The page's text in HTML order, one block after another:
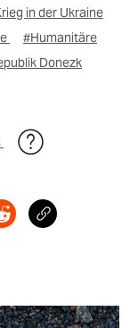
in der Ukraine
#Humanitäre
Donezk